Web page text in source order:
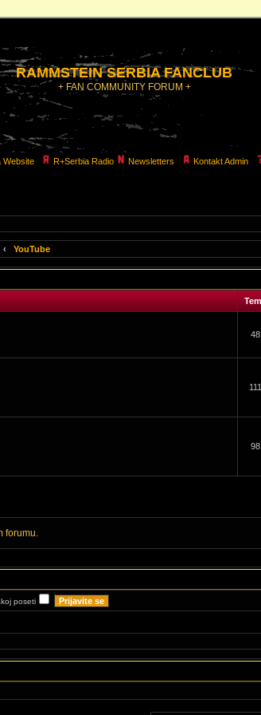
RAMMSTEIN SERBIA FANCLUB
+ FAN COMMUNITY FORUM +
Website R+Serbia Radio Newsletters Kontakt Admin
‹ YouTube
48
111
98
forumu.
poseti